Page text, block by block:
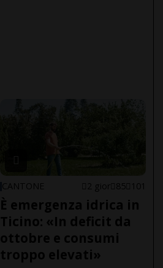
CANTONE 2 gior 85 101
È emergenza idrica in
Ticino: «In deficit da
ottobre e consumi
troppo elevati»